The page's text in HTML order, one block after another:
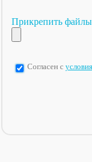
Прикрепить
Согласен с